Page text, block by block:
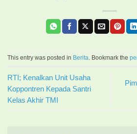
This entry was posted in Berita . Bookmark the
RTI; Kenalkan Unit Usaha
Koppontren Kepada Santri
Kelas Akhir TMI